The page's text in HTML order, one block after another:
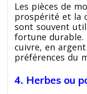
Les pièces de
prospérité et la
sont souvent
fortune durable.
cuivre, en
préférences du
4. Herbes ou